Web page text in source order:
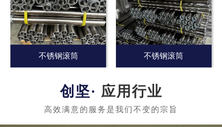
不锈钢滚筒 不锈钢滚筒
应用行业